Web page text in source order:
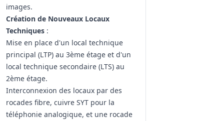
images.
Création de Nouveaux Locaux
Techniques :
Mise en place d'un local technique
principal (LTP) au 3ème étage et d'un
local technique secondaire (LTS) au
2ème étage.
Interconnexion des locaux par des
rocades fibre, cuivre SYT pour la
téléphonie analogique, et une rocade